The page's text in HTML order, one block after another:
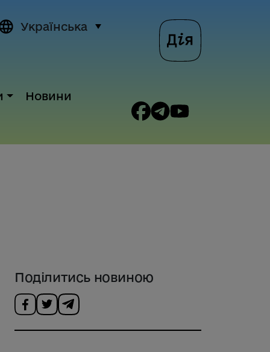
Українська
Новини
Поділитись новиною